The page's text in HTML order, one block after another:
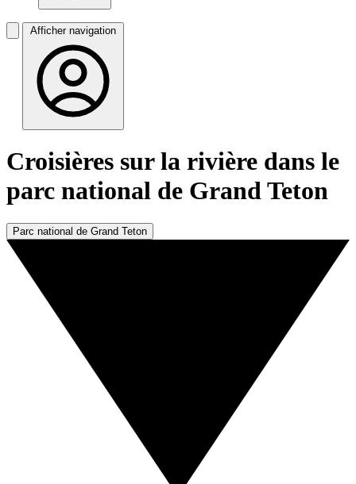
Afficher navigation
Croisières sur la rivière dans le
parc national de Grand Teton
Parc national de Grand Teton